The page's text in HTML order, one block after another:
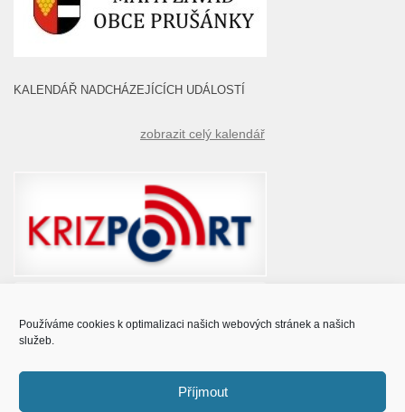
Používáme cookies k optimalizaci našich webových stránek a našich
služeb.
Příjmout
KALENDÁŘ NADCHÁZEJÍCÍCH UDÁLOSTÍ
zobrazit celý kalendář